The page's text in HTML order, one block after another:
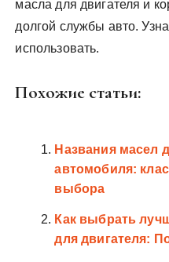
масла для двигателя и
долгой службы авто.
использовать.
Похожие статьи:
Названия масел
автомобиля:
выбора
Как выбрать
для двигателя: